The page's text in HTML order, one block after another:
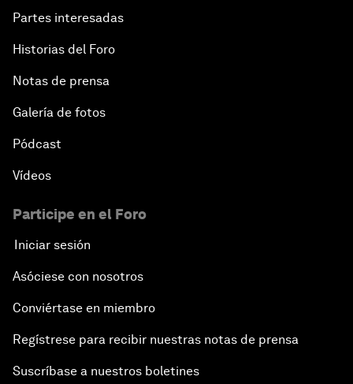
Partes interesadas
Historias del Foro
Notas de prensa
Galería de fotos
Pódcast
Vídeos
Participe en el Foro
Iniciar sesión
Asóciese con nosotros
Conviértase en miembro
Regístrese para recibir nuestras notas de prensa
Suscríbase a nuestros boletines